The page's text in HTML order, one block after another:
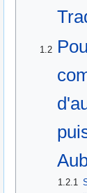
1.2
1.2.1